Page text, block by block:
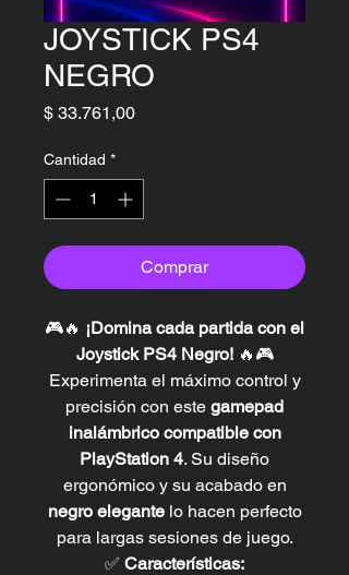
JOYSTICK PS4
NEGRO
$ 33.761,00Precio
Cantidad *
Comprar
🎮🔥 ¡Domina cada partida con el
Joystick PS4 Negro!🔥🎮
Experimenta el máximo control y
precisión con este gamepad
inalámbrico compatible con
PlayStation 4. Su diseño
ergonómico y su acabado en
negro elegantelo hacen perfecto
para largas sesiones de juego.
✅ Características: